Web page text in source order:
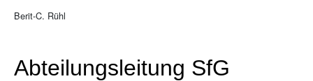
Berit-C. Rühl
Abteilungsleitung SfG